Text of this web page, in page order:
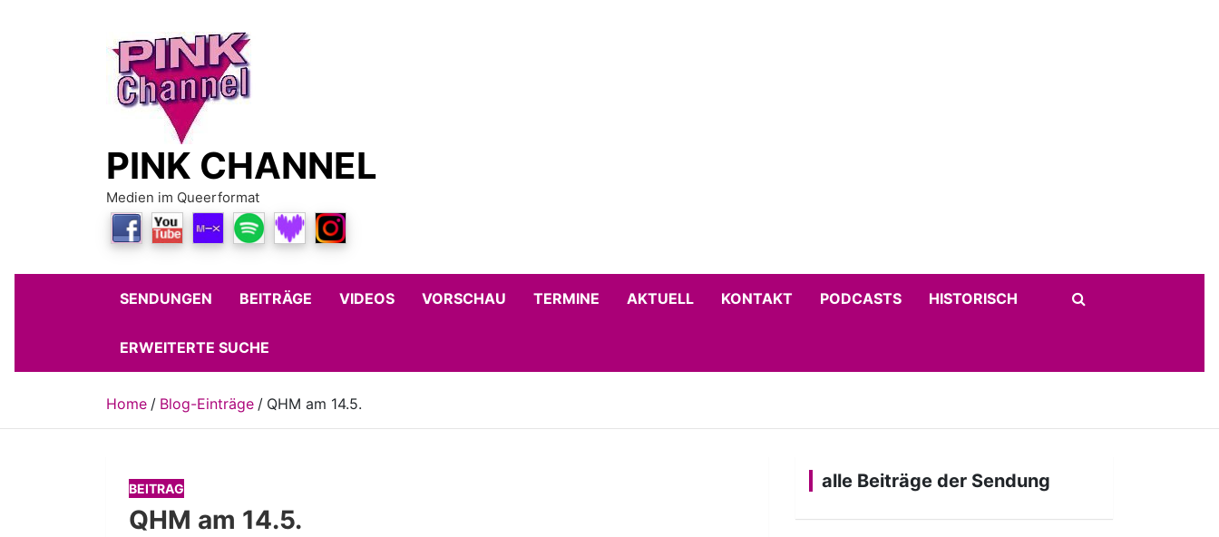
PINK CHANNEL
Medien im Queerformat
SENDUNGEN BEITRÄGE VIDEOS VORSCHAU TERMINE AKTUELL KONTAKT PODCASTS HISTORISCH
ERWEITERTE SUCHE
Home Blog-Einträge QHM am 14.5.
BEITRAG
QHM am 14.5.
alle Beiträge der Sendung